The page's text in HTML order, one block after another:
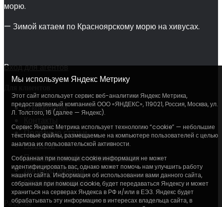
Мы используем Яндекс Метрику
Этот сайт использует сервис веб-аналитики Яндекс Метрика,
предоставляемый компанией ООО «ЯНДЕКС», 119021, Россия, Москва, ул.
Л. Толстого, 16 (далее — Яндекс).
Сервис Яндекс Метрика использует технологию “cookie” — небольшие
текстовые файлы, размещаемые на компьютере пользователей с целью
анализа их пользовательской активности.
Собранная при помощи cookie информация не может
идентифицировать вас, однако может помочь нам улучшить работу
нашего сайта. Информация об использовании вами данного сайта,
собранная при помощи cookie, будет передаваться Яндексу и может
храниться на серверах Яндекса в РФ и/или в ЕЭЗ. Яндекс будет
обрабатывать эту информацию в интересах владельца сайта, в
морю.
— Зимой катаем по Красноярскому морю на хивусах.
Вход для агентов
О компании
Полезные статьи
Новости
Политика конфиденциальности
Договор оферта
Оплата и возврат
Разделы